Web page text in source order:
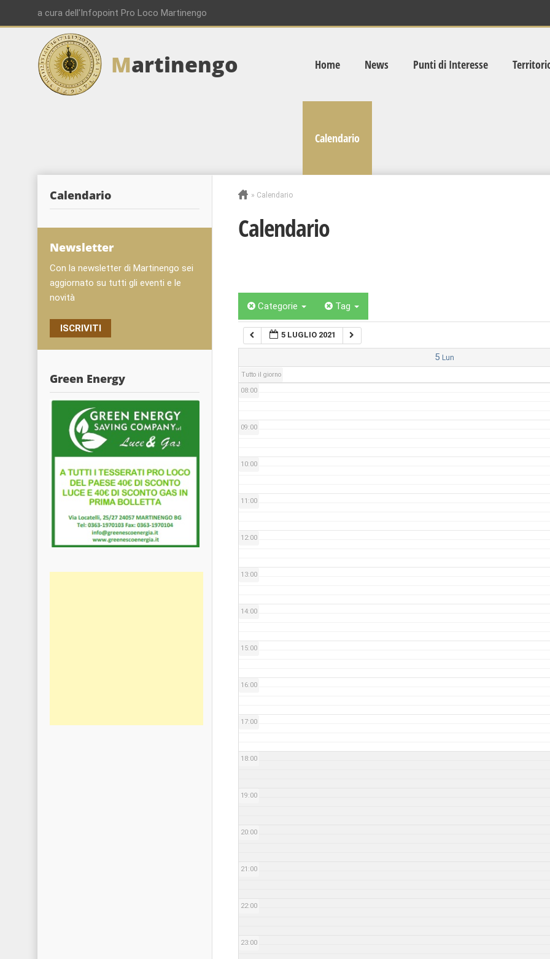
a cura dell'Infopoint Pro Loco Martinengo
Martinengo Home News Punti di Interesse
Calendario
» Calendario
Calendario
Categorie Tag
5 LUGLIO 2021
5 Lun
Tutto il giorno
08:00
09:00
10:00
11:00
12:00
13:00
14:00
15:00
16:00
17:00
18:00
19:00
20:00
21:00
22:00
23:00
Calendario
Newsletter
Con la newsletter di Martinengo sei
aggiornato su tutti gli eventi e le
novità
ISCRIVITI
Green Energy